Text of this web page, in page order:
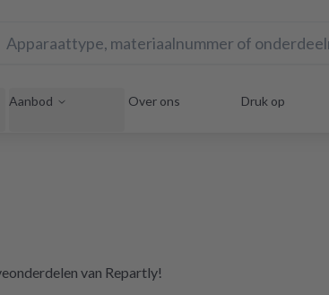
Aanbod Over ons Druk op
van Repartly!